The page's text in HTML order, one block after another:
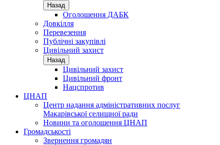
Назад
Оголошення ДАБК
Довкілля
Перевезення
Публічні закупівлі
Цивільний захист
Назад
Цивільний захист
Цивільний фронт
Нацспротив
ЦНАП
Центр надання адміністративних послуг
Макарівської селищної ради
Новини та оголошення ЦНАП
Громадськості
Звернення громадян